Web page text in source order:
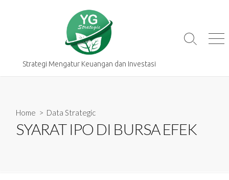
Strategi Mengatur Keuangan dan Investasi
Search
Home > Data Strategic
SYARAT IPO DI BURSA EFEK